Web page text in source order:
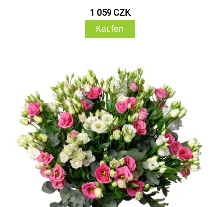
1 059 CZK
Kaufen